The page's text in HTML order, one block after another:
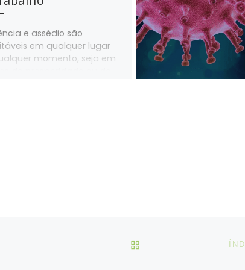
e assédio são
em qualquer lugar
momento, seja em
VOLTAR À LISTA DE